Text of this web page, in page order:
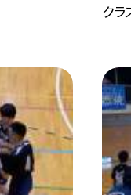
クラ